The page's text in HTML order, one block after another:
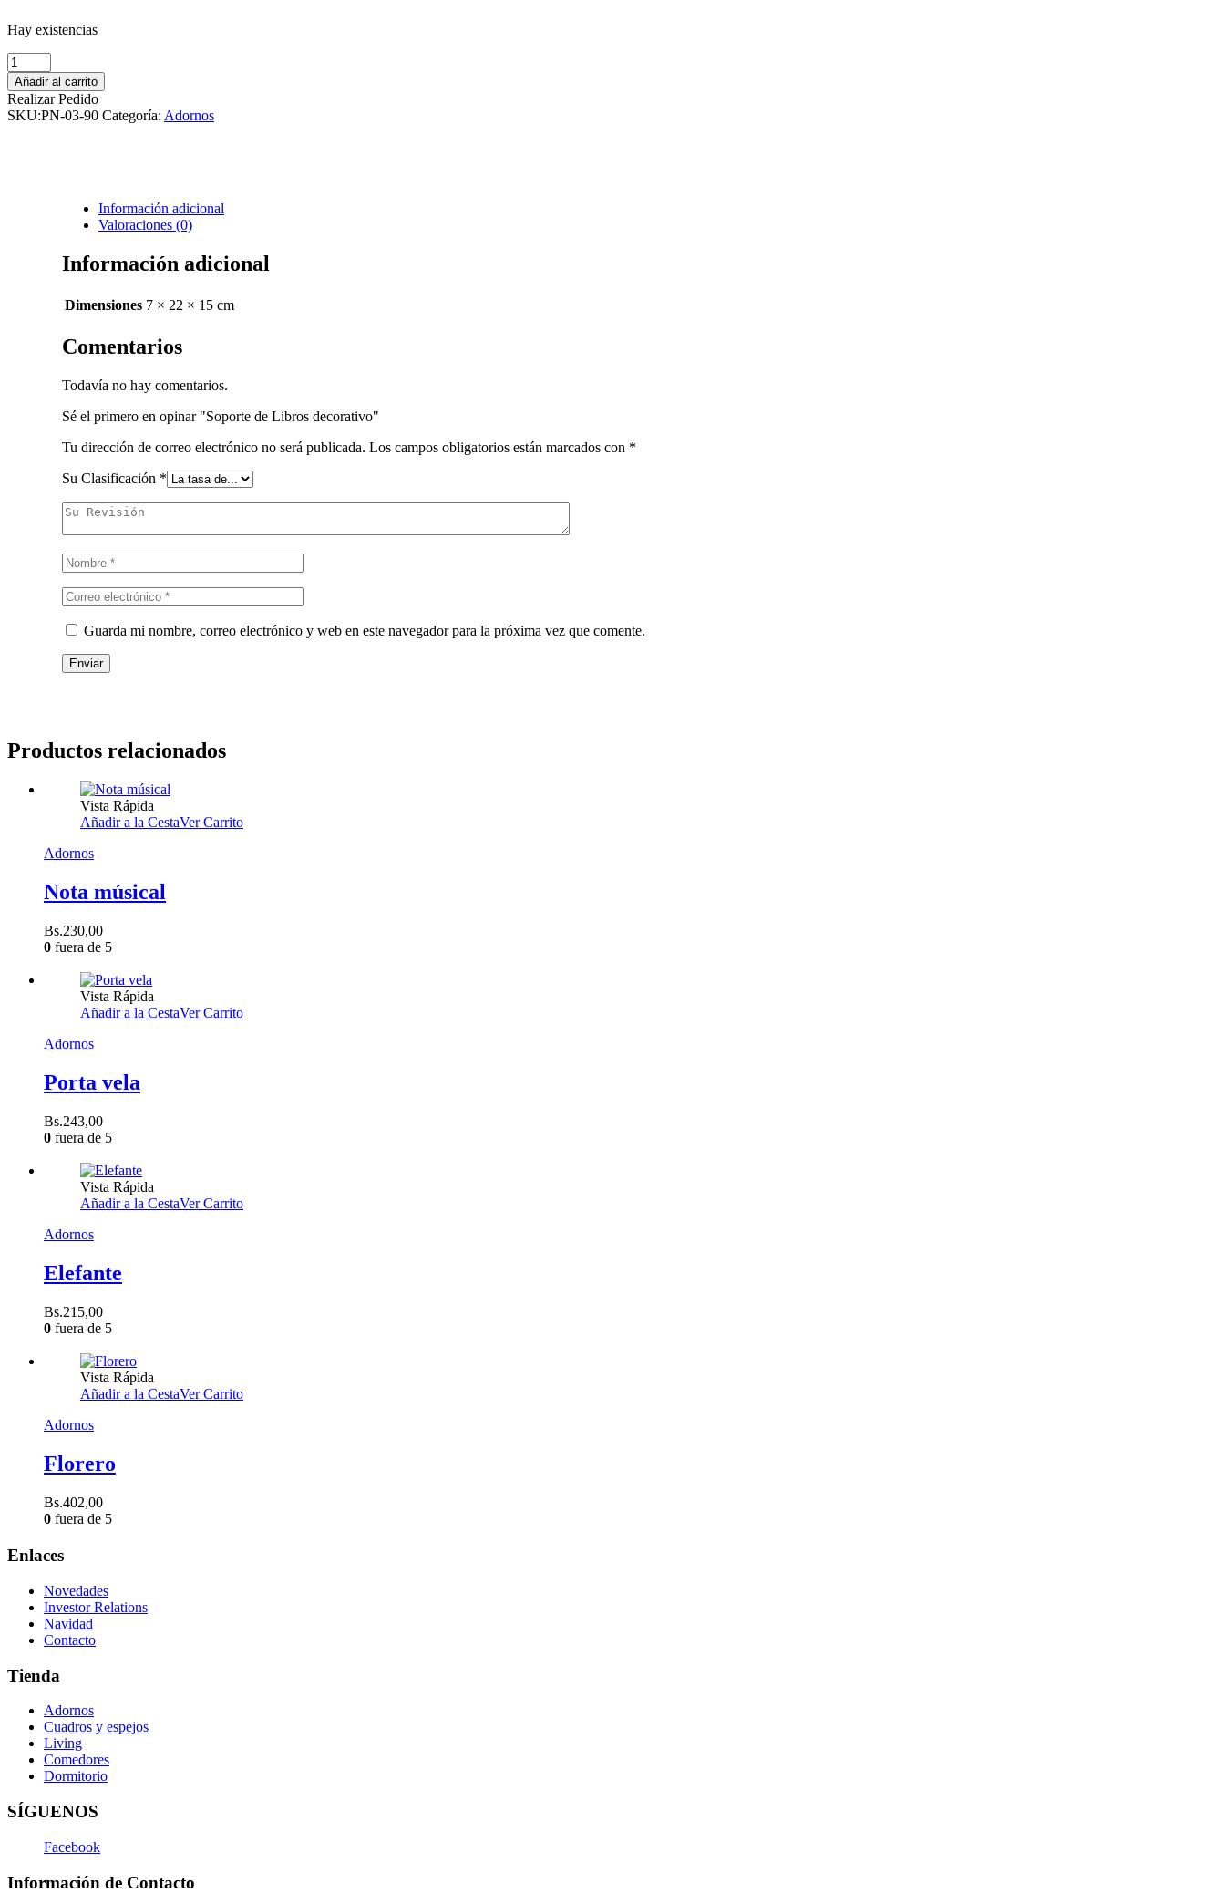
Hay existencias
Soporte
de
Libros
decorativo
cantidad
Añadir al carrito
Realizar Pedido
SKU:PN-03-90 Categoría: Adornos
Información adicional
Valoraciones (0)
Información adicional
Dimensiones 7 × 22 × 15 cm
Comentarios
Todavía no hay comentarios.
Sé el primero en opinar "Soporte de Libros decorativo"
Tu dirección de correo electrónico no será publicada. Los campos obligatorios están marcados con *
Su Clasificación *
Guarda mi nombre, correo electrónico y web en este navegador para la próxima vez que comente.
Productos relacionados
Vista Rápida
Añadir a la CestaVer Carrito
Adornos
Nota músical
Bs.230,00
0 fuera de 5
Vista Rápida
Añadir a la CestaVer Carrito
Adornos
Porta vela
Bs.243,00
0 fuera de 5
Vista Rápida
Añadir a la CestaVer Carrito
Adornos
Elefante
Bs.215,00
0 fuera de 5
Vista Rápida
Añadir a la CestaVer Carrito
Adornos
Florero
Bs.402,00
0 fuera de 5
Enlaces
Novedades
Investor Relations
Navidad
Contacto
Tienda
Adornos
Cuadros y espejos
Living
Comedores
Dormitorio
SÍGUENOS
Facebook
Información de Contacto